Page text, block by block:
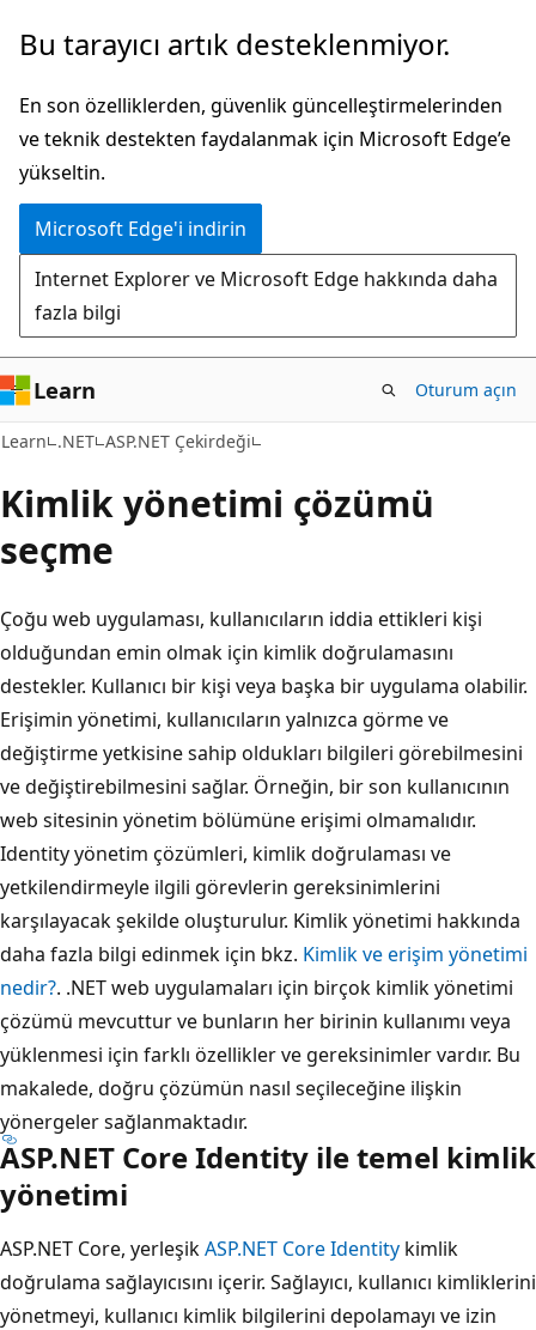
Ana
atla
Bu tarayıcı artık desteklenmiyor.
En son özelliklerden, güvenlik güncelleştirmelerinden
ve teknik destekten faydalanmak için Microsoft Edge’e
yükseltin.
Microsoft Edge'i indirin
Internet Explorer ve Microsoft Edge hakkında daha
fazla bilgi
Learn Oturum açın
Learn .NET ASP.NET Çekirdeği
Kimlik yönetimi çözümü
seçme
Çoğu web uygulaması, kullanıcıların iddia ettikleri kişi
olduğundan emin olmak için kimlik doğrulamasını
destekler. Kullanıcı bir kişi veya başka bir uygulama olabilir.
Erişimin yönetimi, kullanıcıların yalnızca görme ve
değiştirme yetkisine sahip oldukları bilgileri görebilmesini
ve değiştirebilmesini sağlar. Örneğin, bir son kullanıcının
web sitesinin yönetim bölümüne erişimi olmamalıdır.
Identity yönetim çözümleri, kimlik doğrulaması ve
yetkilendirmeyle ilgili görevlerin gereksinimlerini
karşılayacak şekilde oluşturulur. Kimlik yönetimi hakkında
daha fazla bilgi edinmek için bkz. Kimlik ve erişim yönetimi
nedir?. .NET web uygulamaları için birçok kimlik yönetimi
çözümü mevcuttur ve bunların her birinin kullanımı veya
yüklenmesi için farklı özellikler ve gereksinimler vardır. Bu
makalede, doğru çözümün nasıl seçileceğine ilişkin
yönergeler sağlanmaktadır.
ASP.NET Core Identity ile temel kimlik
yönetimi
ASP.NET Core, yerleşikASP.NET Core Identity kimlik
doğrulama sağlayıcısını içerir. Sağlayıcı, kullanıcı kimliklerini
yönetmeyi, kullanıcı kimlik bilgilerini depolamayı ve izin